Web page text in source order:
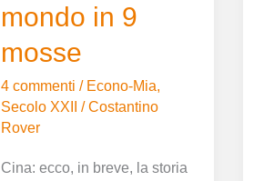
mondo in 9
mosse
4 commenti / Econo-Mia,
Secolo XXII
/Costantino
Rover
Cina: ecco, in breve, la storia